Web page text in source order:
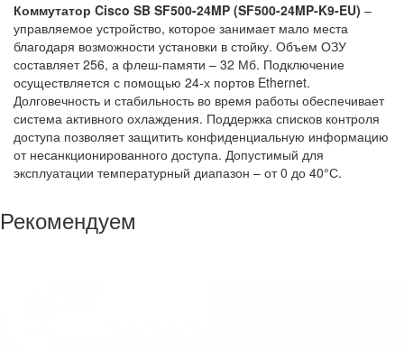
Коммутатор Cisco SB SF500-24MP (SF500-24MP-K9-EU) –
управляемое устройство, которое занимает мало места
благодаря возможности установки в стойку. Объем ОЗУ
составляет 256, а флеш-памяти – 32 Мб. Подключение
осуществляется с помощью 24-х портов Ethernet.
Долговечность и стабильность во время работы обеспечивает
система активного охлаждения. Поддержка списков контроля
доступа позволяет защитить конфиденциальную информацию
от несанкционированного доступа. Допустимый для
эксплуатации температурный диапазон – от 0 до 40°С.
Рекомендуем